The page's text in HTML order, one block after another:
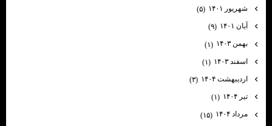
شهریور ۱۴۰۱
(۵)
آبان ۱۴۰۱
(۹)
بهمن ۱۴۰۳
(۱)
اسفند ۱۴۰۳
(۱)
اردیبهشت ۱۴۰۴
(۳)
تیر ۱۴۰۴
(۱)
مرداد ۱۴۰۴
(۱۵)